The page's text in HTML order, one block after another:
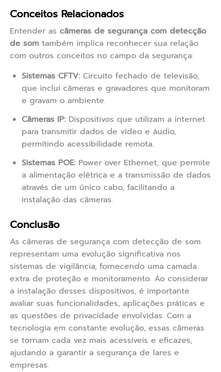
Conceitos Relacionados
Entender as câmeras de segurança com detecção
de som também implica reconhecer sua relação
com outros conceitos no campo da segurança:
Sistemas CFTV: Circuito fechado de televisão,
que inclui câmeras e gravadores que monitoram
e gravam o ambiente.
Câmeras IP: Dispositivos que utilizam a internet
para transmitir dados de vídeo e áudio,
permitindo acessibilidade remota.
Sistemas POE: Power over Ethernet, que permite
a alimentação elétrica e a transmissão de dados
através de um único cabo, facilitando a
instalação das câmeras.
Conclusão
As câmeras de segurança com detecção de som
representam uma evolução significativa nos
sistemas de vigilância, fornecendo uma camada
extra de proteção e monitoramento. Ao considerar
a instalação desses dispositivos, é importante
avaliar suas funcionalidades, aplicações práticas e
as questões de privacidade envolvidas. Com a
tecnologia em constante evolução, essas câmeras
se tornam cada vez mais acessíveis e eficazes,
ajudando a garantir a segurança de lares e
empresas.